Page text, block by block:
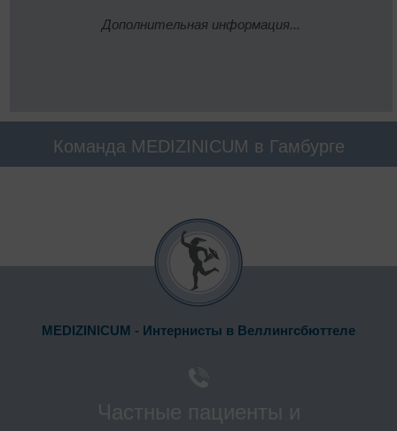
Дополнительная информация...
Команда MEDIZINICUM в Гамбурге
MEDIZINICUM - Интернисты в Веллингсбюттеле
Частные пациенты и